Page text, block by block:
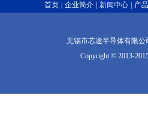
首页 企业简介 新闻中心 产
无锡市芯途半导体有限公
Copyright © 2013-